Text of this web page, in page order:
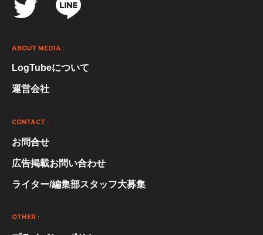
ABOUT MEDIA :
LogTubeについて
運営会社
CONTACT :
お問合せ
広告掲載お問い合わせ
ライター/編集部スタッフ大募集
OTHER :